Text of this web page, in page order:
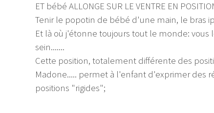
ET bébé ALLONGE SUR LE VENTRE EN
Tenir le popotin de bébé d'une main, le bras
Et là où j'étonne toujours tout le monde: vous
sein.......
Cette position, totalement différente des
Madone..... permet à l'enfant d'exprimer des
positions "rigides";